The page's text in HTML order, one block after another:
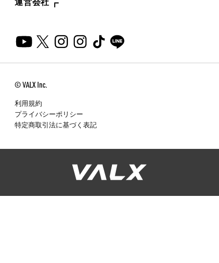
運営会社
© VALX Inc.
利用規約
プライバシーポリシー
特定商取引法に基づく表記